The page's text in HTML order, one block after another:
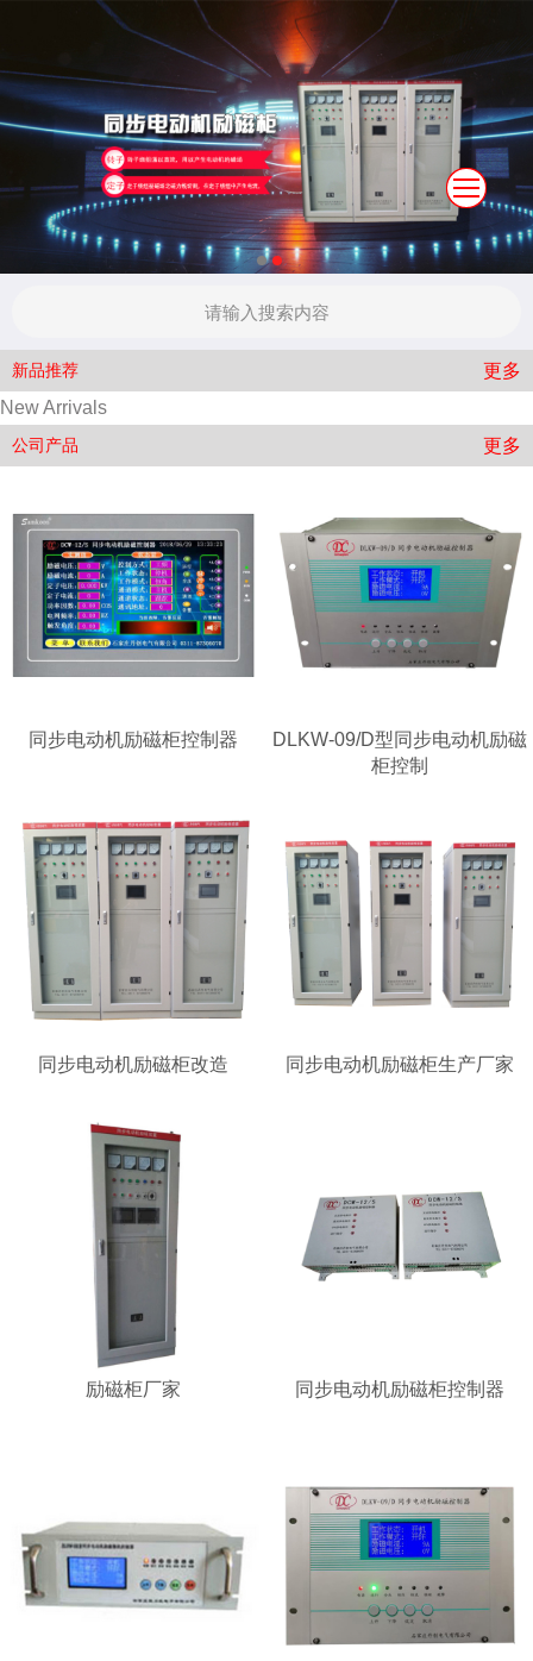
新品推荐
更多
New Arrivals
公司产品 更多
同步电动机励磁柜控制器
DLKW-09/D型同步电动机励磁
柜控制
同步电动机励磁柜改造 同步电动机励磁柜生产厂家
励磁柜厂家 同步电动机励磁柜控制器